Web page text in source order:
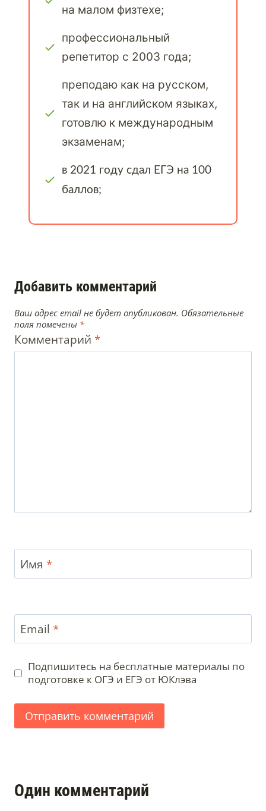
на малом физтехе;
профессиональный
репетитор c 2003 года;
преподаю как на русском,
так и на английском языках,
готовлю к международным
экзаменам;
в 2021 году сдал ЕГЭ на 100
баллов;
Добавить комментарий
Ваш адрес email не будет опубликован. Обязательные
поля помечены *
Комментарий *
Имя *
Email *
Подпишитесь на бесплатные материалы по
подготовке к ОГЭ и ЕГЭ от ЮКлэва
Один комментарий